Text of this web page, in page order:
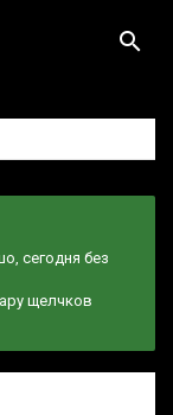
сегодня без
щелчков